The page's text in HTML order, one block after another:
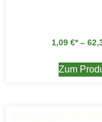
1,09 € –
Zum